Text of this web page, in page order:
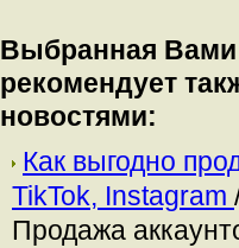
Выбранная Вами
рекомендует
новостями:
Как выгодно
TikTok, Instagram
Продажа